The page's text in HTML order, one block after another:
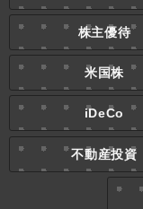
株主優待
米国株
iDeCo
不動産投資